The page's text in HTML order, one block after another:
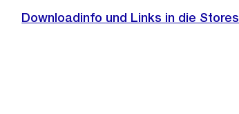
Downloadinfo und Links in die Stores